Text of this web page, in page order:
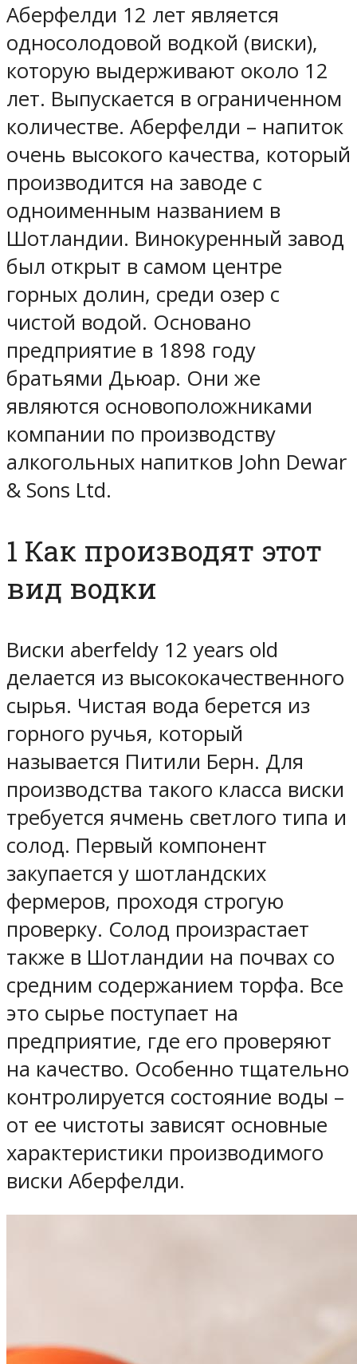
Аберфелди 12 лет является
односолодовой водкой (виски),
которую выдерживают около 12
лет. Выпускается в ограниченном
количестве. Аберфелди – напиток
очень высокого качества, который
производится на заводе с
одноименным названием в
Шотландии. Винокуренный завод
был открыт в самом центре
горных долин, среди озер с
чистой водой. Основано
предприятие в 1898 году
братьями Дьюар. Они же
являются основоположниками
компании по производству
алкогольных напитков John Dewar
& Sons Ltd.
1 Как производят этот
вид водки
Виски aberfeldy 12 years old
делается из высококачественного
сырья. Чистая вода берется из
горного ручья, который
называется Питили Берн. Для
производства такого класса виски
требуется ячмень светлого типа и
солод. Первый компонент
закупается у шотландских
фермеров, проходя строгую
проверку. Солод произрастает
также в Шотландии на почвах со
средним содержанием торфа. Все
это сырье поступает на
предприятие, где его проверяют
на качество. Особенно тщательно
контролируется состояние воды –
от ее чистоты зависят основные
характеристики производимого
виски Аберфелди.